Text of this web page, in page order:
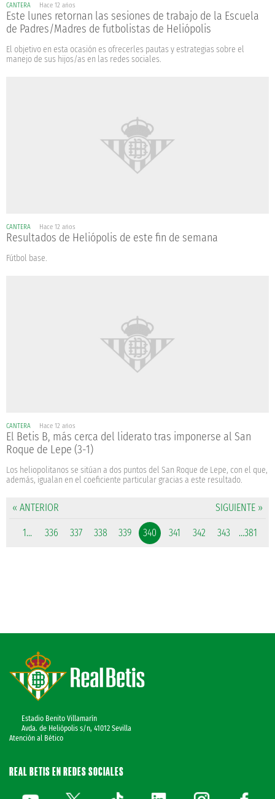
CANTERA Hace 12 años
Este lunes retornan las sesiones de trabajo de la Escuela
de Padres/Madres de futbolistas de Heliópolis
El objetivo en esta ocasión es ofrecerles pautas y estrategias sobre el
manejo de sus hijos/as en las redes sociales.
CANTERA Hace 12 años
Resultados de Heliópolis de este fin de semana
Fútbol base.
CANTERA Hace 12 años
El Betis B, más cerca del liderato tras imponerse al San
Roque de Lepe (3-1)
Los heliopolitanos se sitúan a dos puntos del San Roque de Lepe, con el que,
además, igualan en el coeficiente particular gracias a este resultado.
« ANTERIOR SIGUIENTE »
1... 336 337 338 339 340 341 342 343 ...381
Estadio Benito Villamarín
Avda. de Heliópolis s/n, 41012 Sevilla
Atención al Bético
REAL BETIS EN REDES SOCIALES